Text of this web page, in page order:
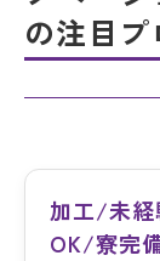
の注目プ
加工/未
OK/寮完